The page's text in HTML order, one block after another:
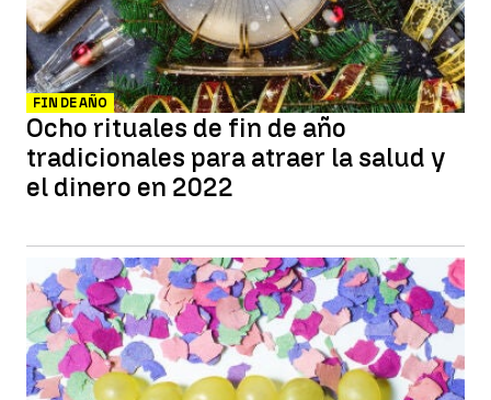
FIN DE AÑO
Ocho rituales de fin de año
tradicionales para atraer la salud y
el dinero en 2022